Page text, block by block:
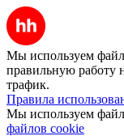
Мы используем
правильную работу
трафик.
Правила
Мы используем
файлов cookie